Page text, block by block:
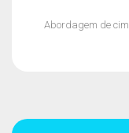
Abordagem de